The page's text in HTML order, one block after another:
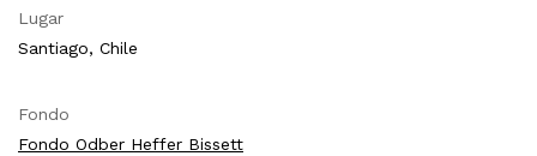
Lugar
Santiago, Chile
Fondo
Fondo Odber Heffer Bissett